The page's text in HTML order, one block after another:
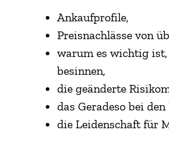
Ankaufprofile,
Preisnachlässe von
warum es wichtig ist,
besinnen,
die geänderte
das Geradeso bei
die Leidenschaft für